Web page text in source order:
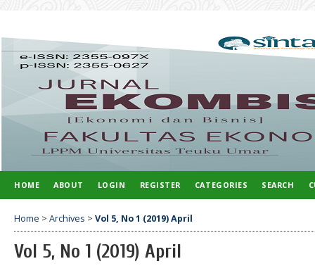
HOME ABOUT LOGIN REGISTER CATEGORIES SEARCH
Home > Archives > Vol 5, No 1 (2019) April
Vol 5, No 1 (2019) April